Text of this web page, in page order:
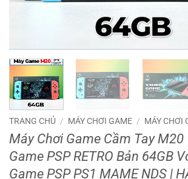
TRANG CHỦ / MÁY CHƠI GAME / MÁY CHƠI
Máy Chơi Game Cầm Tay
Game PSP RETRO Bản 64GB
Game PSP PS1 MAME NDS |